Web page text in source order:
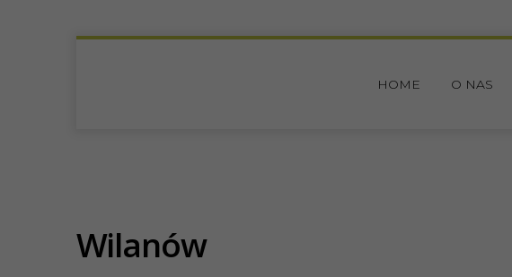
HOME O NAS
Wilanów